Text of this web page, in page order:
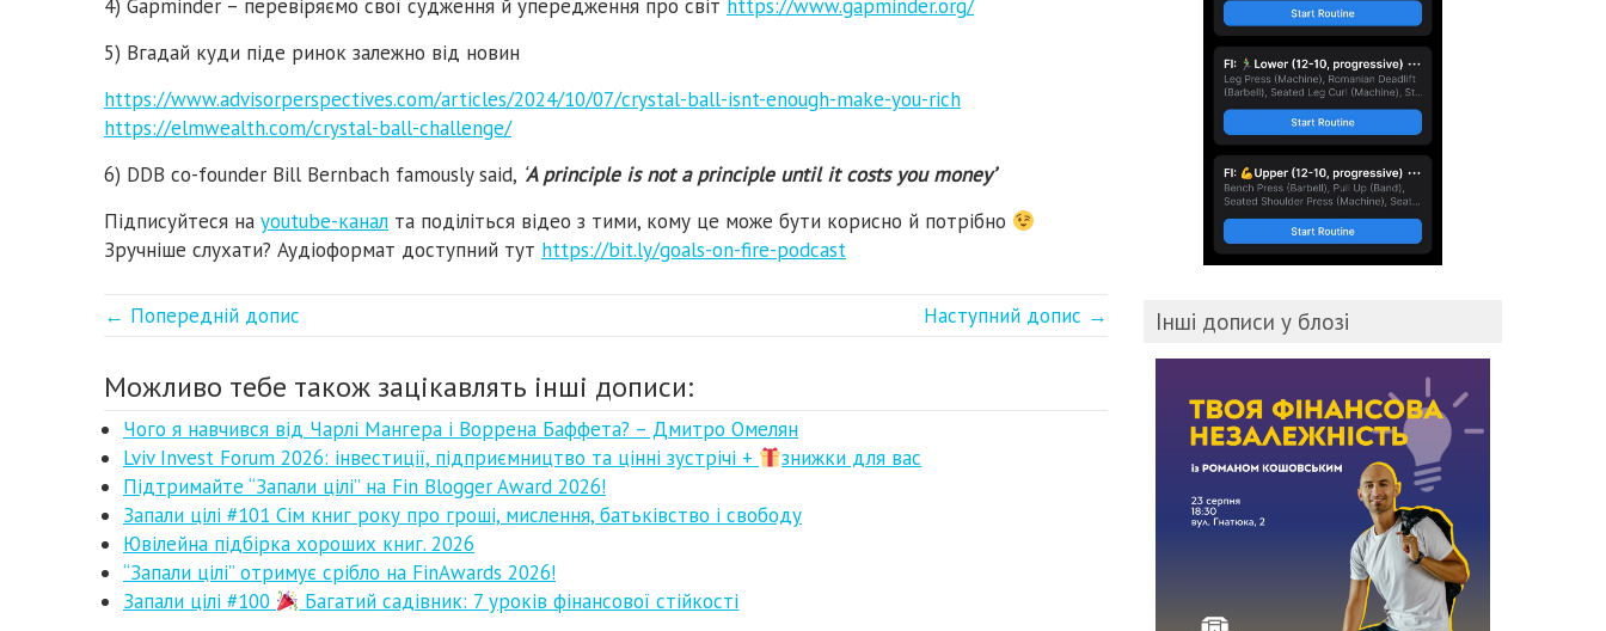
4) Gapminder – перевіряємо свої судження й упередження про світ https://www.gapminder.org/
5) Вгадай куди піде ринок залежно від новин
https://www.advisorperspectives.com/articles/2024/10/07/crystal-ball-isnt-enough-make-you-rich
https://elmwealth.com/crystal-ball-challenge/
6) DDB co-founder Bill Bernbach famously said, A principle is not a principle until it costs you money’
Підписуйтеся на youtube-канал та поділіться відео з тими, кому це може бути корисно й потрібно
Зручніше слухати? Аудіоформат доступний тут https://bit.ly/goals-on-fire-podcast
← Попередній допис Наступний допис →
Можливо тебе також зацікавлять інші дописи:
Чого я навчився від Чарлі Мангера і Воррена Баффета? – Дмитро Омелян
Lviv Invest Forum 2026: інвестиції, підприємництво та цінні зустрічі +
знижки для вас
Підтримайте “Запали цілі” на Fin Blogger Award 2026!
Запали цілі #101 Сім книг року про гроші, мислення, батьківство і свободу
Ювілейна підбірка хороших книг. 2026
“Запали цілі” отримує срібло на FinAwards 2026!
Запали цілі #100
Багатий садівник: 7 уроків фінансової стійкості
Інші дописи у блозі